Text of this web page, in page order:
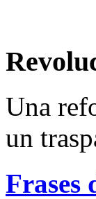
Una
un
Frases